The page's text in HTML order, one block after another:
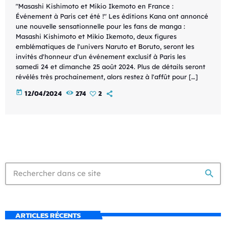
"Masashi Kishimoto et Mikio Ikemoto en France :
Événement à Paris cet été !" Les éditions Kana ont annoncé
une nouvelle sensationnelle pour les fans de manga :
Masashi Kishimoto et Mikio Ikemoto, deux figures
emblématiques de l'univers Naruto et Boruto, seront les
invités d'honneur d'un événement exclusif à Paris les
samedi 24 et dimanche 25 août 2024. Plus de détails seront
révélés très prochainement, alors restez à l'affût pour […]
today 12/04/2024 274 2
search
ARTICLES RÉCENTS